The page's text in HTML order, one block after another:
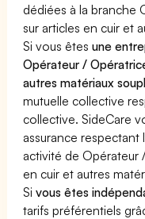
dédiées à la branche
sur articles en cuir et
Si vous êtesune
Opérateur /
autres matériaux
mutuelle collective
collective. SideCare
assurance
activité de Opérateur
en cuir et autres
Sivous êtes
tarifs préférentiels